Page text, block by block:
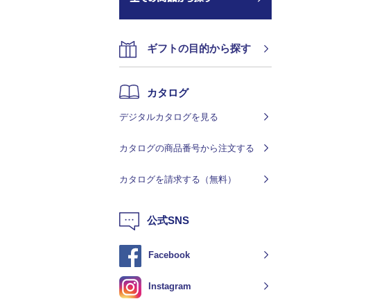
ギフトの目的から探す
カタログ
デジタルカタログを見る
カタログの商品番号から注文する
カタログを請求する（無料）
公式SNS
Facebook
Instagram